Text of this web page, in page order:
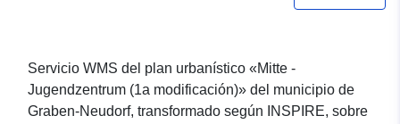
Servicio WMS del plan urbanístico «Mitte -
Jugendzentrum (1a modificación)» del municipio de
Graben-Neudorf, transformado según INSPIRE, sobre